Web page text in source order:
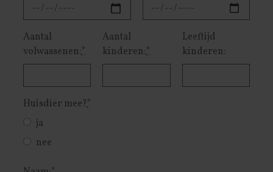
Aantal
volwassenen:*
Aantal
kinderen:*
Leeftijd
kinderen:
Huisdier mee?*
ja
nee